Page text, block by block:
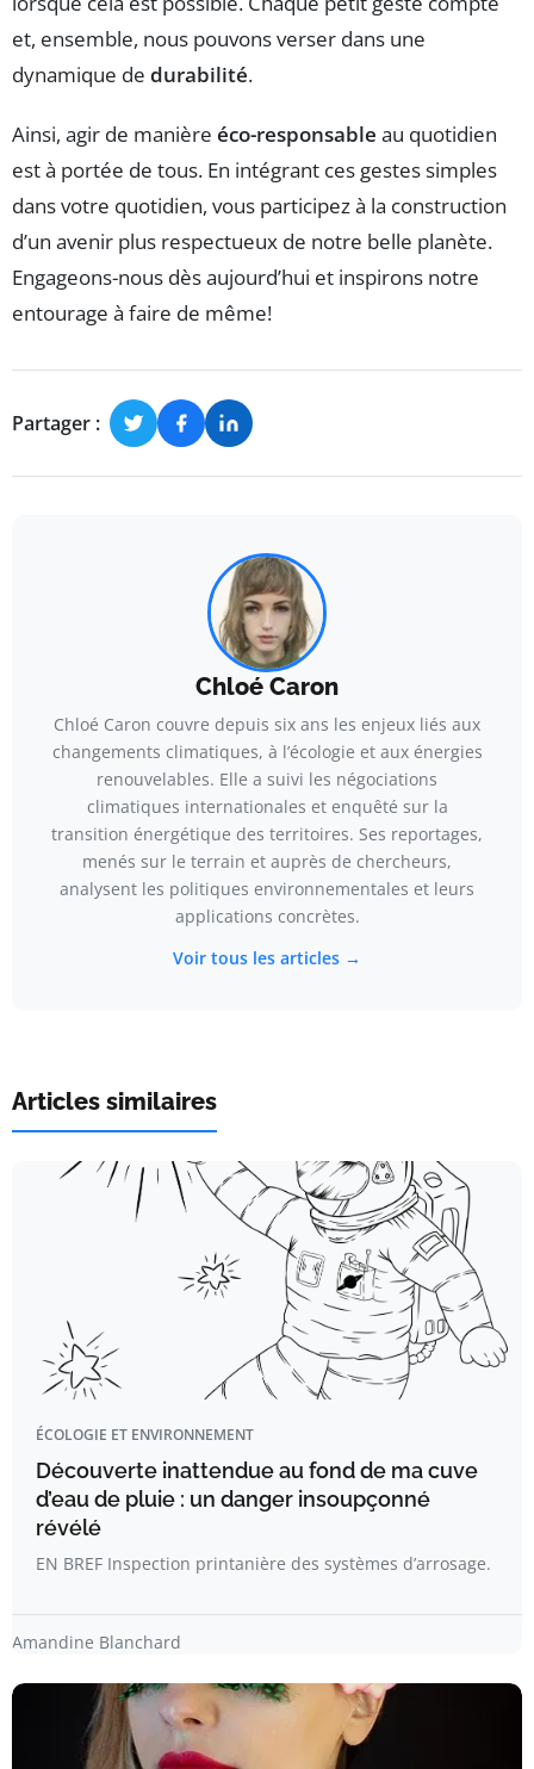
et, ensemble, nous pouvons verser dans une
dynamique de durabilité.
Ainsi, agir de manière éco-responsable au quotidien
est à portée de tous. En intégrant ces gestes simples
dans votre quotidien, vous participez à la construction
d’un avenir plus respectueux de notre belle planète.
Engageons-nous dès aujourd’hui et inspirons notre
entourage à faire de même!
Partager :
Chloé Caron
Chloé Caron couvre depuis six ans les enjeux liés aux
changements climatiques, à l’écologie et aux énergies
renouvelables. Elle a suivi les négociations
climatiques internationales et enquêté sur la
transition énergétique des territoires. Ses reportages,
menés sur le terrain et auprès de chercheurs,
analysent les politiques environnementales et leurs
applications concrètes.
Voir tous les articles →
Articles similaires
ÉCOLOGIE ET ENVIRONNEMENT
Découverte inattendue au fond de ma cuve
d’eau de pluie : un danger insoupçonné
révélé
EN BREF Inspection printanière des systèmes d’arrosage.
Amandine Blanchard